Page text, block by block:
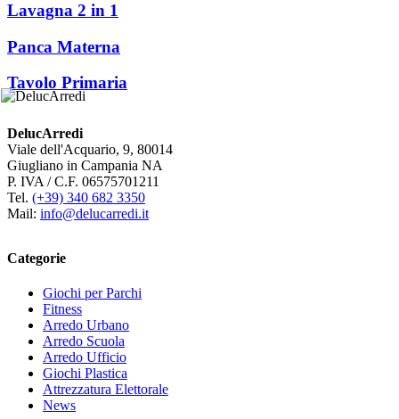
Lavagna 2 in 1
Panca Materna
Tavolo Primaria
DelucArredi
Viale dell'Acquario, 9, 80014
Giugliano in Campania NA
P. IVA / C.F. 06575701211
Tel. (+39) 340 682 3350
Mail: info@delucarredi.it
Categorie
Giochi per Parchi
Fitness
Arredo Urbano
Arredo Scuola
Arredo Ufficio
Giochi Plastica
Attrezzatura Elettorale
News